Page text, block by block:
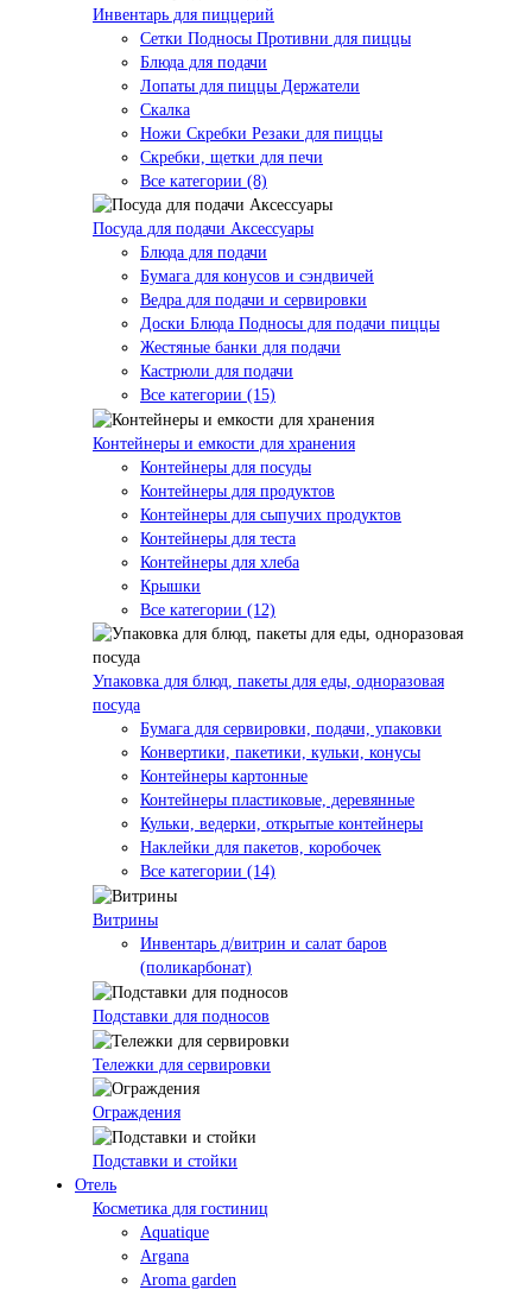
Инвентарь для пиццерий
Сетки Подносы Противни для пиццы
Блюда для подачи
Лопаты для пиццы Держатели
Скалка
Ножи Скребки Резаки для пиццы
Скребки, щетки для печи
Все категории (8)
Посуда для подачи Аксессуары
Блюда для подачи
Бумага для конусов и сэндвичей
Ведра для подачи и сервировки
Доски Блюда Подносы для подачи пиццы
Жестяные банки для подачи
Кастрюли для подачи
Все категории (15)
Контейнеры и емкости для хранения
Контейнеры для посуды
Контейнеры для продуктов
Контейнеры для сыпучих продуктов
Контейнеры для теста
Контейнеры для хлеба
Крышки
Все категории (12)
Упаковка для блюд, пакеты для еды, одноразовая
посуда
Бумага для сервировки, подачи, упаковки
Конвертики, пакетики, кульки, конусы
Контейнеры картонные
Контейнеры пластиковые, деревянные
Кульки, ведерки, открытые контейнеры
Наклейки для пакетов, коробочек
Все категории (14)
Витрины
Инвентарь д/витрин и салат баров
(поликарбонат)
Подставки для подносов
Тележки для сервировки
Ограждения
Подставки и стойки
Отель
Косметика для гостиниц
Aquatique
Argana
Aroma garden